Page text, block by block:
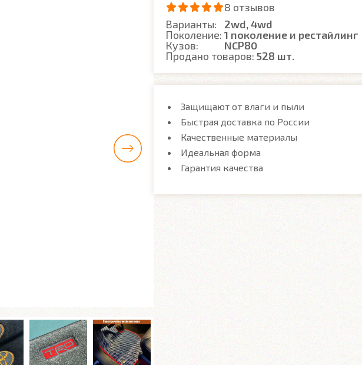
8 отзывов
Варианты:
2wd, 4wd
Поколение: 1 поколение и рестайлинг
Кузов:
NCP80
Продано товаров: 528 шт.
Защищают от влаги и пыли
Быстрая доставка по России
Качественные материалы
Идеальная форма
Гарантия качества